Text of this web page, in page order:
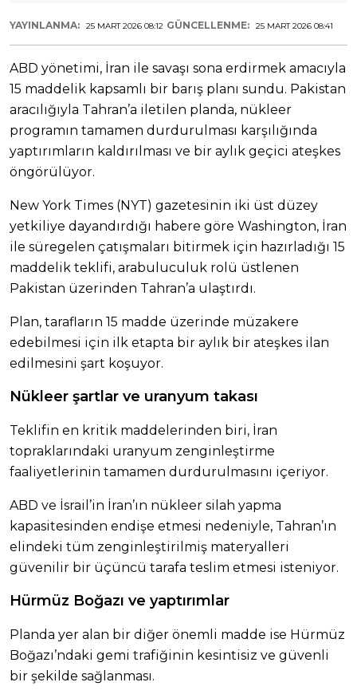
YAYINLANMA: 25 MART 2026 08:12 GÜNCELLENME: 25 MART 2026 08:41
ABD yönetimi, İran ile savaşı sona erdirmek amacıyla
15 maddelik kapsamlı bir barış planı sundu. Pakistan
aracılığıyla Tahran’a iletilen planda, nükleer
programın tamamen durdurulması karşılığında
yaptırımların kaldırılması ve bir aylık geçici ateşkes
öngörülüyor.
New York Times (NYT) gazetesinin iki üst düzey
yetkiliye dayandırdığı habere göre Washington, İran
ile süregelen çatışmaları bitirmek için hazırladığı 15
maddelik teklifi, arabuluculuk rolü üstlenen
Pakistan üzerinden Tahran’a ulaştırdı.
Plan, tarafların 15 madde üzerinde müzakere
edebilmesi için ilk etapta bir aylık bir ateşkes ilan
edilmesini şart koşuyor.
Nükleer şartlar ve uranyum takası
Teklifin en kritik maddelerinden biri, İran
topraklarındaki uranyum zenginleştirme
faaliyetlerinin tamamen durdurulmasını içeriyor.
ABD ve İsrail’in İran’ın nükleer silah yapma
kapasitesinden endişe etmesi nedeniyle, Tahran’ın
elindeki tüm zenginleştirilmiş materyalleri
güvenilir bir üçüncü tarafa teslim etmesi isteniyor.
Hürmüz Boğazı ve yaptırımlar
Planda yer alan bir diğer önemli madde ise Hürmüz
Boğazı’ndaki gemi trafiğinin kesintisiz ve güvenli
bir şekilde sağlanması.